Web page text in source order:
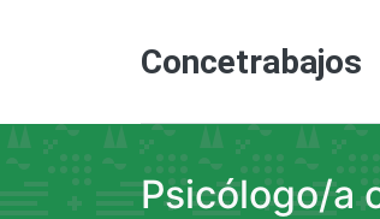
Concetrabajos
Psicólogo/a